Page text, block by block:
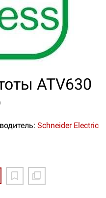
ATV630
Schneider Electric